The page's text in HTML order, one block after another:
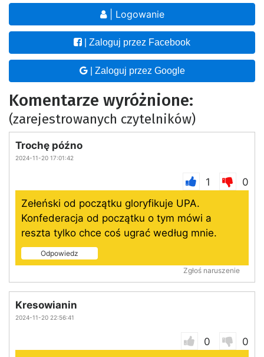
| Logowanie
| Zaloguj przez Facebook
| Zaloguj przez Google
Komentarze wyróżnione:
(zarejestrowanych czytelników)
Trochę późno
2024-11-20 17:01:42
1
0
Zełeński od początku gloryfikuje UPA.
Konfederacja od początku o tym mówi a
reszta tylko chce coś ugrać według mnie.
Odpowiedz
Zgłoś naruszenie
Kresowianin
2024-11-20 22:56:41
0
0